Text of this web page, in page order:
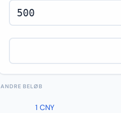
ANDRE BELØB
1 CNY